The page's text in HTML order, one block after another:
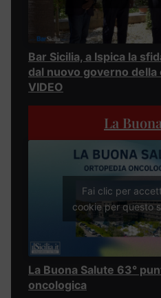
Bar Sicilia, a Ispica la
dal nuovo governo della
VIDEO
La
Fai clic per
cookie per questo
La Buona Salute 63°
oncologica